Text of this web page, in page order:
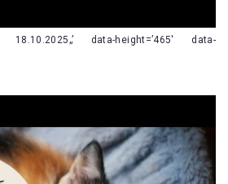
data-height=’465′ data-